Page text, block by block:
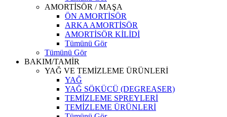
AMORTİSÖR / MAŞA
ÖN AMORTİSÖR
ARKA AMORTİSÖR
AMORTİSÖR KİLİDİ
Tümünü Gör
Tümünü Gör
BAKIM/TAMİR
YAĞ VE TEMİZLEME ÜRÜNLERİ
YAĞ
YAĞ SÖKÜCÜ (DEGREASER)
TEMİZLEME SPREYLERİ
TEMİZLEME ÜRÜNLERİ